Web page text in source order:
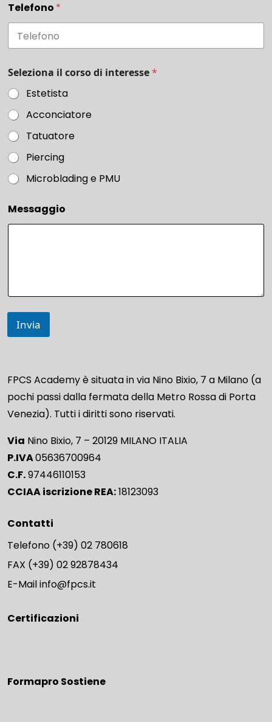
Telefono *
Seleziona il corso di interesse*
Estetista
Acconciatore
Tatuatore
Piercing
Microblading e PMU
Messaggio
Invia
FPCS Academy è situata in via Nino Bixio, 7 a Milano (a
pochi passi dalla fermata della Metro Rossa di Porta
Venezia). Tutti i diritti sono riservati.
Via Nino Bixio, 7 – 20129 MILANO ITALIA
P.IVA05636700964
C.F.97446110153
CCIAA iscrizione REA:18123093
Contatti
Telefono (+39) 02 780618
FAX (+39) 02 92878434
E-Mailinfo@fpcs.it
Certificazioni
Formapro Sostiene